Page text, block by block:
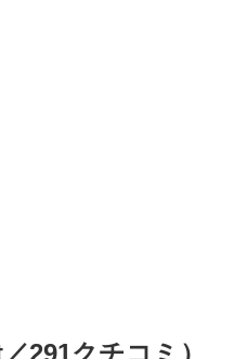
291クチコミ）